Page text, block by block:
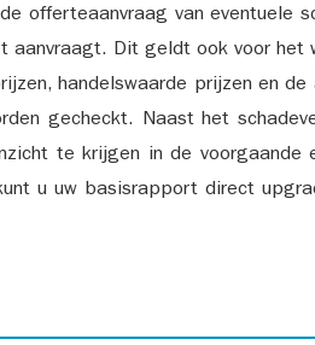
offerteaanvraag van eventuele
aanvraagt. Dit geldt ook voor
handelswaarde prijzen en
gecheckt. Naast het
te krijgen in de voorgaande
u uw basisrapport direct